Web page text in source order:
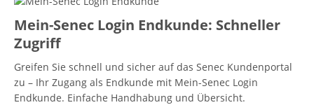
Mein-Senec Login Endkunde: Schneller
Zugriff
Greifen Sie schnell und sicher auf das Senec Kundenportal
zu – Ihr Zugang als Endkunde mit Mein-Senec Login
Endkunde. Einfache Handhabung und Übersicht.